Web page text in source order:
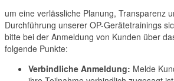
um eine verlässliche Planung, Transparenz
Durchführung unserer OP-Gerätetrainings
bitte bei der Anmeldung von Kunden über
folgende Punkte:
Verbindliche Anmeldung: Melde